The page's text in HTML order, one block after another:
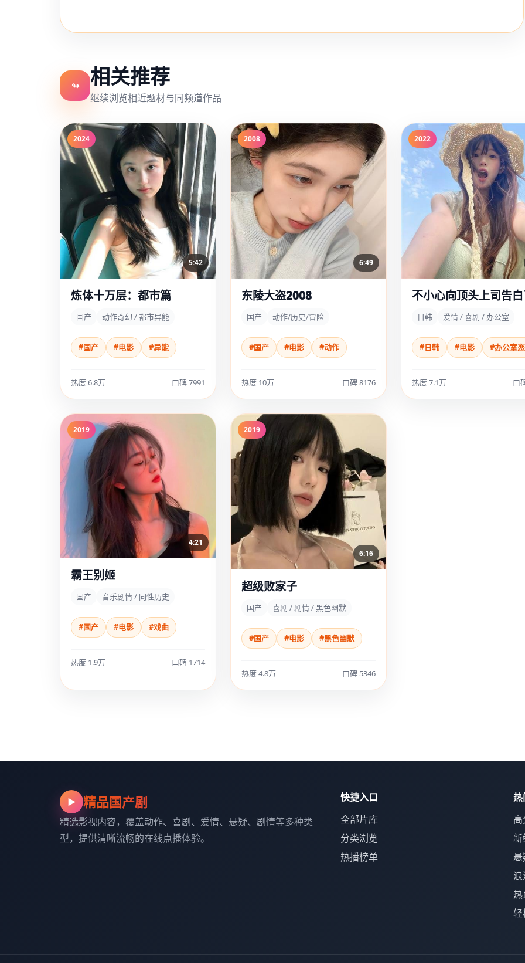
↬ 相关推荐
继续浏览相近题材与同频道作品
2024
5:42
炼体十万层：都市篇
国产 动作奇幻 / 都市异能
#国产 #电影 #异能
热度 6.8万 口碑 7991
2008
6:49
东陵大盗2008
国产 动作/历史/冒险
#国产 #电影 #动作
热度 10万 口碑 8176
2022
不小心向顶头上司告
日韩 爱情 / 喜剧 / 办公室
#日韩 #电影 #办公室
热度 7.1万 口
2019
4:21
霸王别姬
国产 音乐剧情 / 同性历史
#国产 #电影 #戏曲
热度 1.9万 口碑 1714
2019
6:16
超级败家子
国产 喜剧 / 剧情 / 黑色幽默
#国产 #电影 #黑色幽默
热度 4.8万 口碑 5346
▶ 精品国产剧
精选影视内容，覆盖动作、喜剧、爱情、悬疑、剧情等多种类
型，提供清晰流畅的在线点播体验。
快捷入口
全部片库
分类浏览
热播榜单